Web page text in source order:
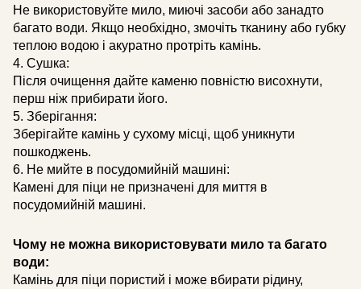
Не використовуйте мило, миючі засоби або занадто
багато води. Якщо необхідно, змочіть тканину або губку
теплою водою і акуратно протріть камінь.
4. Сушка:
Після очищення дайте каменю повністю висохнути,
перш ніж прибирати його.
5. Зберігання:
Зберігайте камінь у сухому місці, щоб уникнути
пошкоджень.
6. Не мийте в посудомийній машині:
Камені для піци не призначені для миття в
посудомийній машині.
Чому не можна використовувати мило та багато
води:
Камінь для піци пористий і може вбирати рідину,